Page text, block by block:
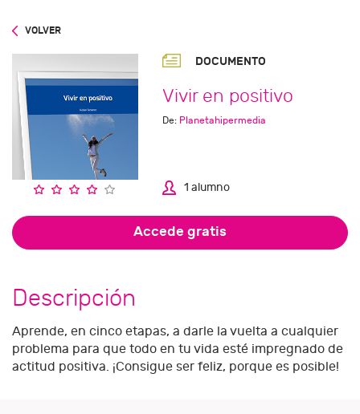
VOLVER
DOCUMENTO
Vivir en positivo
De: Planetahipermedia
1 alumno
Accede gratis
Descripción
Aprende, en cinco etapas, a darle la vuelta a cualquier
problema para que todo en tu vida esté impregnado de
actitud positiva. ¡Consigue ser feliz, porque es posible!